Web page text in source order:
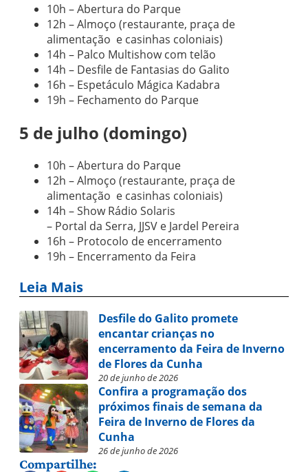
10h – Abertura do Parque
12h – Almoço (restaurante, praça de
alimentação e casinhas coloniais)
14h – Palco Multishow com telão
14h – Desfile de Fantasias do Galito
16h – Espetáculo Mágica Kadabra
19h – Fechamento do Parque
5 de julho (domingo)
10h – Abertura do Parque
12h – Almoço (restaurante, praça de
alimentação e casinhas coloniais)
14h – Show Rádio Solaris
– Portal da Serra, JJSV e Jardel Pereira
16h – Protocolo de encerramento
19h – Encerramento da Feira
Leia Mais
Desfile do Galito promete
encantar crianças no
encerramento da Feira de Inverno
de Flores da Cunha
20 de junho de 2026
Confira a programação dos
próximos finais de semana da
Feira de Inverno de Flores da
Cunha
26 de junho de 2026
Compartilhe: